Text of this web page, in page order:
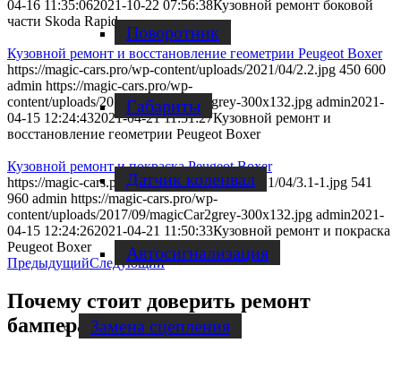
Поворотник
Габариты
Датчик коленвал
Автосигнализация
Замена сцепления
04-16 11:35:062021-10-22 07:56:38Кузовной ремонт боковой
части Skoda Rapid
Кузовной ремонт и восстановление геометрии Peugeot Boxer
https://magic-cars.pro/wp-content/uploads/2021/04/2.2.jpg 450 600
admin https://magic-cars.pro/wp-
content/uploads/2017/09/magicCar2grey-300x132.jpg admin2021-
04-15 12:24:432021-04-21 11:51:27Кузовной ремонт и
восстановление геометрии Peugeot Boxer
Кузовной ремонт и покраска Peugeot Boxer
https://magic-cars.pro/wp-content/uploads/2021/04/3.1-1.jpg 541
960 admin https://magic-cars.pro/wp-
content/uploads/2017/09/magicCar2grey-300x132.jpg admin2021-
04-15 12:24:262021-04-21 11:50:33Кузовной ремонт и покраска
Peugeot Boxer
ПредыдущийСледующий
Почему стоит доверить ремонт
бампера Honda нам?